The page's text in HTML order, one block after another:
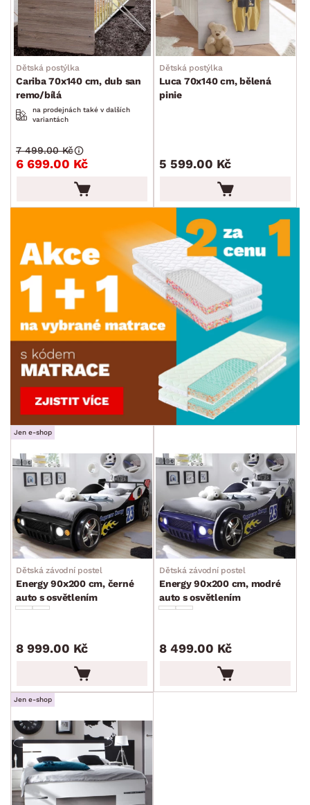
Dětská postýlka
Cariba 70x140 cm, dub san
remo/bílá
na prodejnách také v dalších
variantách
6 699.00 Kč
7 499.00 Kč
Dětská postýlka
Luca 70x140 cm, bělená
pinie
5 599.00 Kč
Jen e-shop
Dětská závodní postel
Energy 90x200 cm, černé
auto s osvětlením
8 999.00 Kč
Dětská závodní postel
Energy 90x200 cm, modré
auto s osvětlením
8 499.00 Kč
Jen e-shop